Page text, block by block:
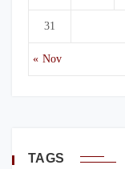
« Nov
31
TAGS